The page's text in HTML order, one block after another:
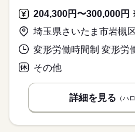
埼玉県さいたま市岩槻
その他
詳細を見る （ハ